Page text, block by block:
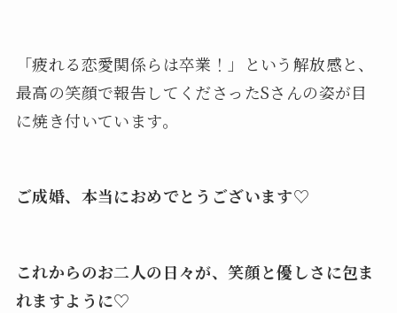
「疲れる恋愛関係らは卒業！」という解放感と、
最高の笑顔で報告してくださったSさんの姿が目
に焼き付いています。
ご成婚、本当におめでとうございます♡
これからのお二人の日々が、笑顔と優しさに包ま
れますように♡